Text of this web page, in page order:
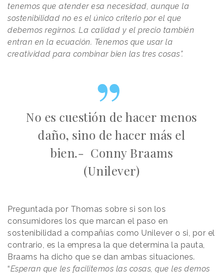
tenemos que atender esa necesidad, aunque la
sostenibilidad no es el único criterio por el que
debemos regirnos. La calidad y el precio también
entran en la ecuación. Tenemos que usar la
creatividad para combinar bien las tres cosas”.
No es cuestión de hacer menos
daño, sino de hacer más el
bien.- Conny Braams
(Unilever)
Preguntada por Thomas sobre si son los
consumidores los que marcan el paso en
sostenibilidad a compañías como Unilever o si, por el
contrario, es la empresa la que determina la pauta,
Braams ha dicho que se dan ambas situaciones.
“Esperan que les facilitemos las cosas, que les demos